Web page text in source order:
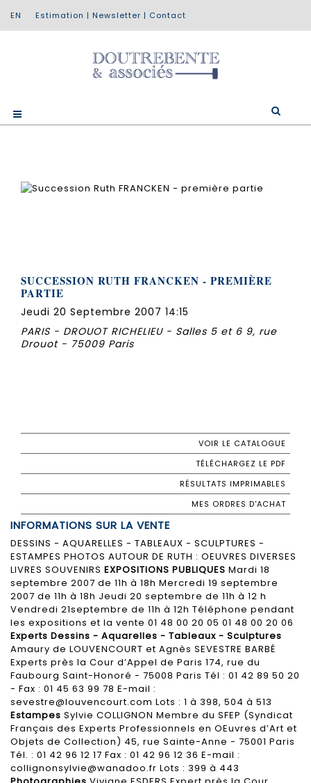
Estimation | Newsletter | Contact
SUCCESSION RUTH FRANCKEN - PREMIÈRE
PARTIE
Jeudi 20 Septembre 2007 14:15
PARIS - DROUOT RICHELIEU - Salles 5 et 6 9, rue
Drouot - 75009 Paris
VOIR LE CATALOGUE
TÉLÉCHARGEZ LE PDF
RÉSULTATS IMPRIMABLES
MES ORDRES D'ACHAT
INFORMATIONS SUR LA VENTE
DESSINS - AQUARELLES - TABLEAUX - SCULPTURES -
ESTAMPES PHOTOS AUTOUR DE RUTH : OEUVRES DIVERSES
LIVRES SOUVENIRS EXPOSITIONS PUBLIQUES Mardi 18
septembre 2007 de 11h à 18h Mercredi 19 septembre
2007 de 11h à 18h Jeudi 20 septembre de 11h à 12 h
Vendredi 21septembre de 11h à 12h Téléphone pendant
les expositions et la vente 01 48 00 20 05 01 48 00 20 06
Experts Dessins - Aquarelles - Tableaux - Sculptures
Amaury de LOUVENCOURT et Agnès SEVESTRE BARBÉ
Experts près la Cour d’Appel de Paris 174, rue du
Faubourg Saint-Honoré - 75008 Paris Tél : 01 42 89 50 20
- Fax : 01 45 63 99 78 E-mail :
sevestre@louvencourt.com Lots : 1 à 398, 504 à 513
Estampes Sylvie COLLIGNON Membre du SFEP (Syndicat
Français des Experts Professionnels en OEuvres d’Art et
Objets de Collection) 45, rue Sainte-Anne - 75001 Paris
Tél. : 01 42 96 12 17 Fax : 01 42 96 12 36 E-mail :
collignonsylvie@wanadoo.fr Lots : 399 à 443